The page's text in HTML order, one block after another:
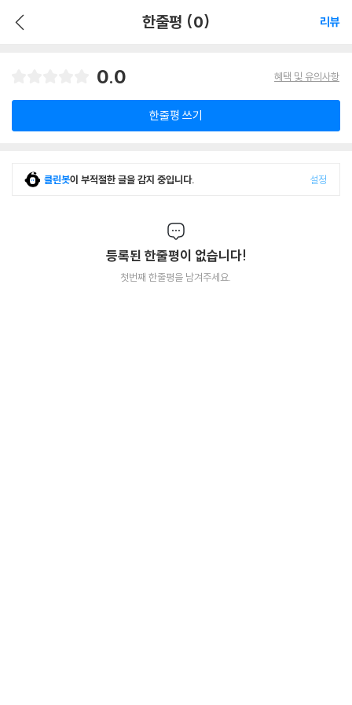
한줄평 (0) 리뷰
0.0 혜택 및 유의사항
한줄평 쓰기
클린봇이 부적절한 글을 감지 중입니다. 설정
등록된 한줄평이 없습니다!
첫번째 한줄평을 남겨주세요.